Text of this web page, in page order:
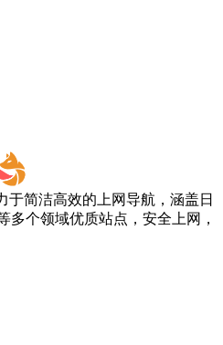
于简洁高效的上网导航，涵盖日
多个领域优质站点，安全上网，